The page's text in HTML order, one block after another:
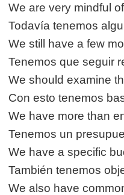
We are very mindful
Todavía tenemos
We still have a few
Tenemos que seguir
We should examine
Con esto tenemos
We have more than
Tenemos un
We have a specific
También tenemos
We also have